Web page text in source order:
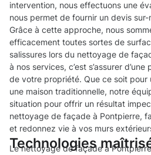
intervention, nous effectuons une
nous permet de fournir un devis
Grâce à cette approche, nous
efficacement toutes sortes de
salissures lors du nettoyage de
à nos services, c’est s’assurer
de votre propriété. Que ce soit pour
une maison traditionnelle, notre
situation pour offrir un résultat
nettoyage de façade à Pontpierre,
et redonnez vie à vos murs
Technologies
Le nettoyage de façade à